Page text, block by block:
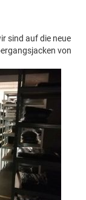
sind auf die neue
von
unsere